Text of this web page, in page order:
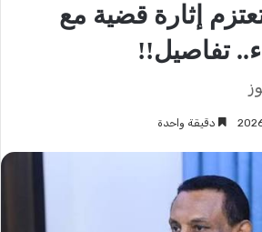
إثارة قضية مع
تفاصيل!!
دقيقة واحدة